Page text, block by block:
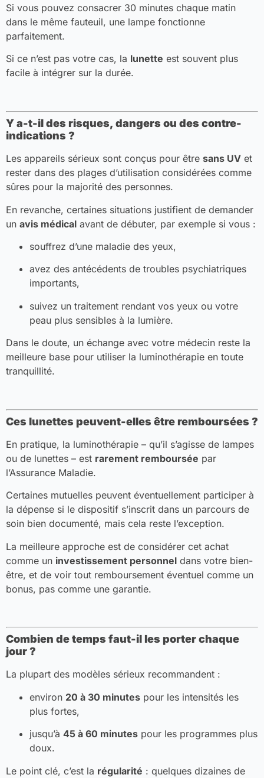
Si vous pouvez consacrer 30 minutes chaque matin
dans le même fauteuil, une lampe fonctionne
parfaitement.
Si ce n’est pas votre cas, la lunette est souvent plus
facile à intégrer sur la durée.
Y a-t-il des risques, dangers ou des contre-
indications ?
Les appareils sérieux sont conçus pour être sans UV et
rester dans des plages d’utilisation considérées comme
sûres pour la majorité des personnes.
En revanche, certaines situations justifient de demander
un avis médical avant de débuter, par exemple si vous :
souffrez d’une maladie des yeux,
avez des antécédents de troubles psychiatriques
importants,
suivez un traitement rendant vos yeux ou votre
peau plus sensibles à la lumière.
Dans le doute, un échange avec votre médecin reste la
meilleure base pour utiliser la luminothérapie en toute
tranquillité.
Ces lunettes peuvent-elles être remboursées ?
En pratique, la luminothérapie – qu’il s’agisse de lampes
ou de lunettes – est rarement remboursée par
l’Assurance Maladie.
Certaines mutuelles peuvent éventuellement participer à
la dépense si le dispositif s’inscrit dans un parcours de
soin bien documenté, mais cela reste l’exception.
La meilleure approche est de considérer cet achat
comme un investissement personnel dans votre bien-
être, et de voir tout remboursement éventuel comme un
bonus, pas comme une garantie.
Combien de temps faut-il les porter chaque
jour ?
La plupart des modèles sérieux recommandent :
environ 20 à 30 minutes pour les intensités les
plus fortes,
jusqu’à 45 à 60 minutes pour les programmes plus
doux.
Le point clé, c’est la régularité : quelques dizaines de